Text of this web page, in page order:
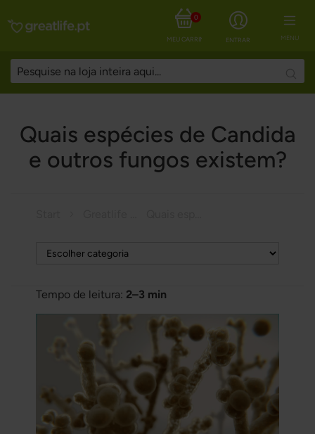
MENU
ENTRAR
MEU CARRINHO
0
Quais espécies de Candida
e outros fungos existem?
Tempo de leitura: 2–3 min